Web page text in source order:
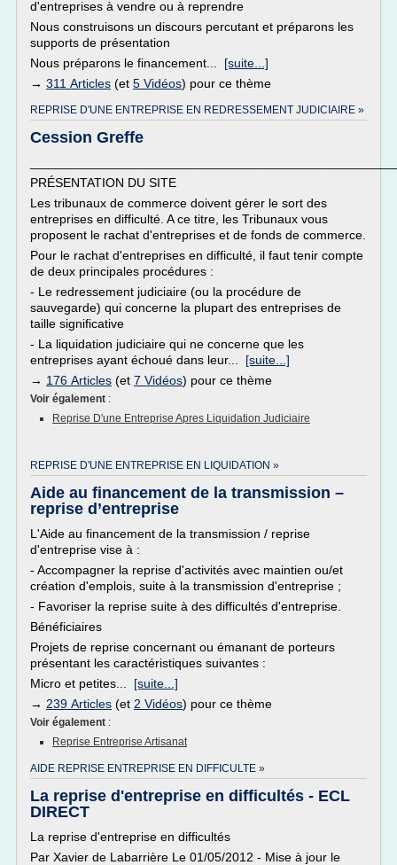
d'entreprises à vendre ou à reprendre
Nous construisons un discours percutant et préparons les
supports de présentation
Nous préparons le financement... [suite...]
→ 311 Articles (et 5 Vidéos) pour ce thème
REPRISE D'UNE ENTREPRISE EN REDRESSEMENT JUDICIAIRE »
Cession Greffe
PRÉSENTATION DU SITE
Les tribunaux de commerce doivent gérer le sort des
entreprises en difficulté. A ce titre, les Tribunaux vous
proposent le rachat d'entreprises et de fonds de commerce.
Pour le rachat d'entreprises en difficulté, il faut tenir compte
de deux principales procédures :
- Le redressement judiciaire (ou la procédure de
sauvegarde) qui concerne la plupart des entreprises de
taille significative
- La liquidation judiciaire qui ne concerne que les
entreprises ayant échoué dans leur... [suite...]
→ 176 Articles (et 7 Vidéos) pour ce thème
Voir également :
Reprise D'une Entreprise Apres Liquidation Judiciaire
REPRISE D'UNE ENTREPRISE EN LIQUIDATION »
Aide au financement de la transmission –
reprise d’entreprise
L'Aide au financement de la transmission / reprise
d'entreprise vise à :
- Accompagner la reprise d'activités avec maintien ou/et
création d'emplois, suite à la transmission d'entreprise ;
- Favoriser la reprise suite à des difficultés d'entreprise.
Bénéficiaires
Projets de reprise concernant ou émanant de porteurs
présentant les caractéristiques suivantes :
Micro et petites... [suite...]
→ 239 Articles (et 2 Vidéos) pour ce thème
Voir également :
Reprise Entreprise Artisanat
AIDE REPRISE ENTREPRISE EN DIFFICULTE »
La reprise d'entreprise en difficultés - ECL
DIRECT
La reprise d'entreprise en difficultés
Par Xavier de Labarrière Le 01/05/2012 - Mise à jour le